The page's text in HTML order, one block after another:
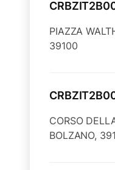
PIAZZA
39100
CORSO
BOLZANO,